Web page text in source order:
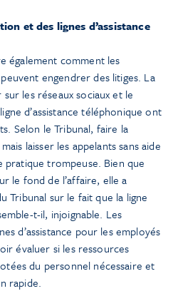
et des lignes d’assistance
également comment les
engendrer des litiges. La
les réseaux sociaux et le
d’assistance téléphonique ont
Selon le Tribunal, faire la
laisser les appelants sans aide
trompeuse. Bien que
le fond de l’affaire, elle a
Tribunal sur le fait que la ligne
t-il, injoignable. Les
d’assistance pour les employés
évaluer si les ressources
du personnel nécessaire et
rapide.